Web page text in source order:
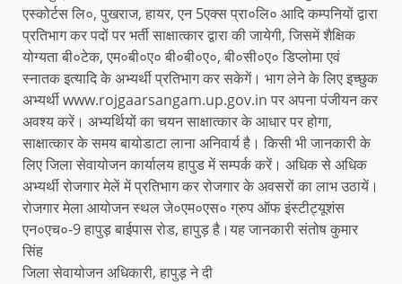
एस्कोर्टस लि०, पुखराज, हायर, एन 5एक्स प्रा०लि० आदि कम्पनियों द्वारा
प्रतिभाग कर पदों पर भर्ती साक्षात्कार द्वारा की जायेगी, जिसमें शैक्षिक
योग्यता बी०टेक, एम०बी०ए० बी०बी०ए०, बी०सी०ए० डिप्लोमा एवं
स्नातक इत्यादि के अभ्यर्थी प्रतिभाग कर सकेगें। भाग लेने के लिए इच्छुक
अभ्यर्थी www.rojgaarsangam.up.gov.in पर अपना पंजीयन कर
अवश्य करें। अभ्यर्थियों का चयन साक्षात्कार के आधार पर होगा,
साक्षात्कार के समय बायोडाटा लाना अनिवार्य है। किसी भी जानकारी के
लिए जिला सेवायोजन कार्यालय हापुड में सम्पर्क करें। अधिक से अधिक
अभ्यर्थी रोजगार मेलें में प्रतिभाग कर रोजगार के अवसरों का लाभ उठायें।
रोजगार मेला आयोजन स्थल जे०एम०एस० ग्रुप ऑफ इंस्टीट्यूशंस
एन०एच०-9 हापुड़ बाईपास रोड, हापुड़ है।यह जानकारी संतोष कुमार
सिंह
जिला सेवायोजन अधिकारी, हापुड़ ने दी